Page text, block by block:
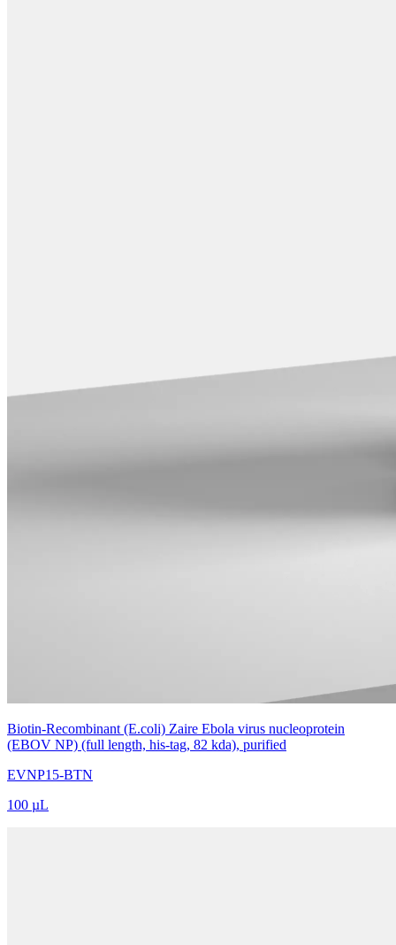
Biotin-Recombinant (E.coli) Zaire Ebola virus nucleoprotein
(EBOV NP) (full length, his-tag, 82 kda), purified
EVNP15-BTN
100 µL